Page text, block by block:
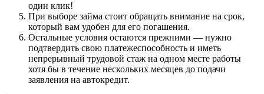
один клик!
При выборе займа стоит обращать внимание на срок,
который вам удобен для его погашения.
Остальные условия остаются прежними — нужно
подтвердить свою платежеспособность и иметь
непрерывный трудовой стаж на одном месте работы
хотя бы в течение нескольких месяцев до подачи
заявления на автокредит.